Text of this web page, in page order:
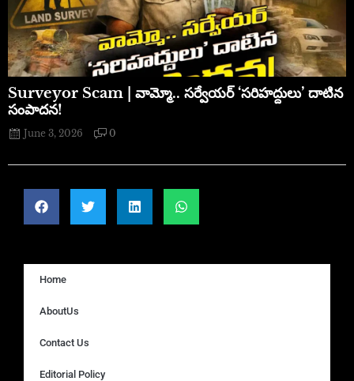
​Surveyor Scam | వామ్మో.. సర్వేయర్ ‘సరిహద్దులు’ దాటిన
సంపాదన!
June 3, 2026 0
Home
AboutUs
Contact Us
Editorial Policy